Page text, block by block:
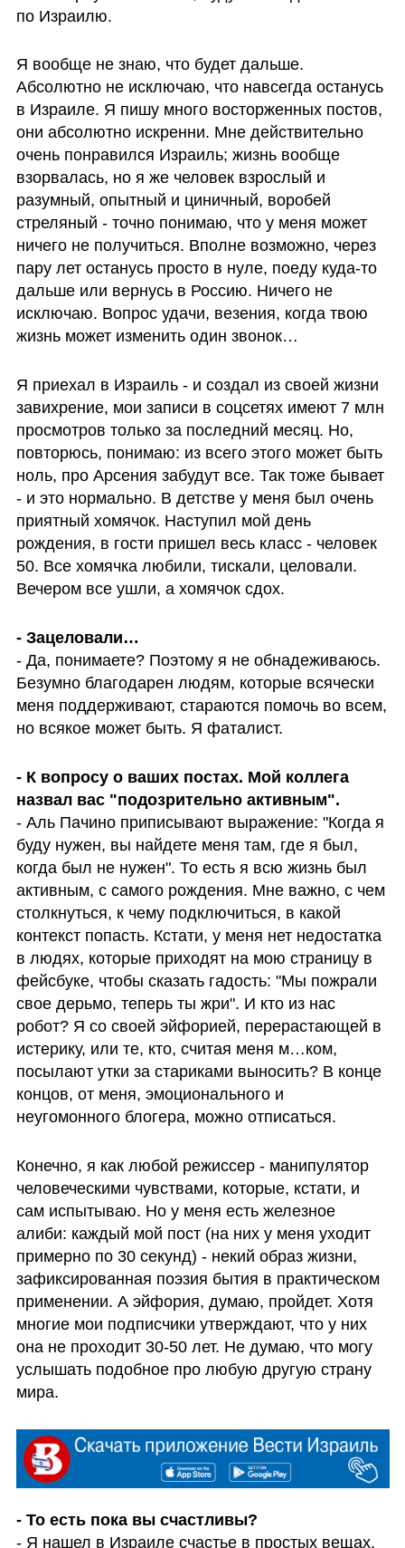
по Израилю.
Я вообще не знаю, что будет дальше.
Абсолютно не исключаю, что навсегда останусь
в Израиле. Я пишу много восторженных постов,
они абсолютно искренни. Мне действительно
очень понравился Израиль; жизнь вообще
взорвалась, но я же человек взрослый и
разумный, опытный и циничный, воробей
стреляный - точно понимаю, что у меня может
ничего не получиться. Вполне возможно, через
пару лет останусь просто в нуле, поеду куда-то
дальше или вернусь в Россию. Ничего не
исключаю. Вопрос удачи, везения, когда твою
жизнь может изменить один звонок…
Я приехал в Израиль - и создал из своей жизни
завихрение, мои записи в соцсетях имеют 7 млн
просмотров только за последний месяц. Но,
повторюсь, понимаю: из всего этого может быть
ноль, про Арсения забудут все. Так тоже бывает
- и это нормально. В детстве у меня был очень
приятный хомячок. Наступил мой день
рождения, в гости пришел весь класс - человек
50. Все хомячка любили, тискали, целовали.
Вечером все ушли, а хомячок сдох.
- Зацеловали…
- Да, понимаете? Поэтому я не обнадеживаюсь.
Безумно благодарен людям, которые всячески
меня поддерживают, стараются помочь во всем,
но всякое может быть. Я фаталист.
- К вопросу о ваших постах. Мой коллега
назвал вас "подозрительно активным".
- Аль Пачино приписывают выражение: "Когда я
буду нужен, вы найдете меня там, где я был,
когда был не нужен". То есть я всю жизнь был
активным, с самого рождения. Мне важно, с чем
столкнуться, к чему подключиться, в какой
контекст попасть. Кстати, у меня нет недостатка
в людях, которые приходят на мою страницу в
фейсбуке, чтобы сказать гадость: "Мы пожрали
свое дерьмо, теперь ты жри". И кто из нас
робот? Я со своей эйфорией, перерастающей в
истерику, или те, кто, считая меня м…ком,
посылают утки за стариками выносить? В конце
концов, от меня, эмоционального и
неугомонного блогера, можно отписаться.
Конечно, я как любой режиссер - манипулятор
человеческими чувствами, которые, кстати, и
сам испытываю. Но у меня есть железное
алиби: каждый мой пост (на них у меня уходит
примерно по 30 секунд) - некий образ жизни,
зафиксированная поэзия бытия в практическом
применении. А эйфория, думаю, пройдет. Хотя
многие мои подписчики утверждают, что у них
она не проходит 30-50 лет. Не думаю, что могу
услышать подобное про любую другую страну
мира.
- То есть пока вы счастливы?
- Я нашел в Израиле счастье в простых вещах.